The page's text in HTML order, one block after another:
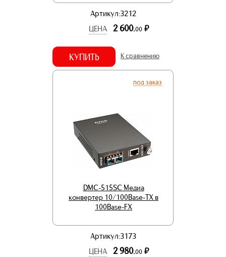
Артикул:3212
ЦЕНА
2 600.00 р.
КУПИТЬ К сравнению
под заказ
DMC-515SC Медиа
конвертер 10/100Base-TX в
100Base-FX
Артикул:3173
ЦЕНА
2 980.00 р.